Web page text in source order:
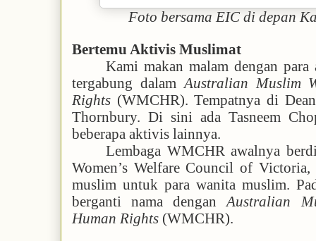
Foto bersama EIC di depan
Bertemu Aktivis Muslimat
Kami makan malam dengan
tergabung dalamAustralian Muslim
Rights (WMCHR). Tempatnya di
Thornbury. Di sini ada Tasneem
beberapa aktivis lainnya.
Lembaga WMCHR awalnya
Women’s Welfare Council of
muslim untuk para wanita muslim.
berganti nama denganAustralian
Human Rights (WMCHR).